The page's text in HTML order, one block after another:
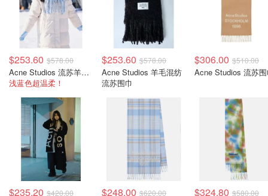
$253.60 $578.00
Acne Studios 流苏羊毛混纺围巾
浅蓝色超温柔！
$253.60 $578.00
Acne Studios 羊毛混纺
流苏围巾
$306.00 $510.00
Acne Studios 流苏
$235.20 $420.00 $248.00 $620.00 $324.80 $580.00